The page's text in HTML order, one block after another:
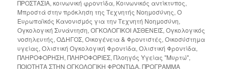
ΠΡΟΣΤΑΣΙΑ,κοινωνική φροντίδα, Κοινωνικός αντίκτυπος,
Μπροστά στην πρόκληση της Τεχνητής Νοημοσύνης,Ο
Ευρωπαϊκός Κανονισμός για την Τεχνητή Νοημοσύνη,
Ογκολογική Συνάντηση,ΟΓΚΟΛΟΓΙΚΟΙ ΑΣΘΕΝΕΙΣ,Ογκολογικός
νοσηλευτής,ΟΔΗΓΟΣ,Οικογένεια & Φροντιστές,Οικοσύστημα
υγείας,Ολιστική Ογκολογική Φροντίδα,Ολιστική Φροντίδα,
ΠΛΗΡΟΦΟΡΗΣΗ,ΠΛΗΡΟΦΟΡΙΕΣ,Πλοηγός Υγείας "Μυρτώ",
ΠΟΙΟΤΗΤΑ ΣΤΗΝ ΟΓΚΟΛΟΓΙΚΗ ΦΡΟΝΤΙΔΑ,ΠΡΟΓΡΑΜΜΑ